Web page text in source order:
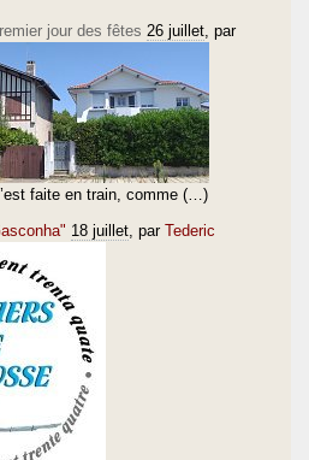
jour des fêtes 26 juillet , par
faite en train, comme (…)
18 juillet , par Tederic